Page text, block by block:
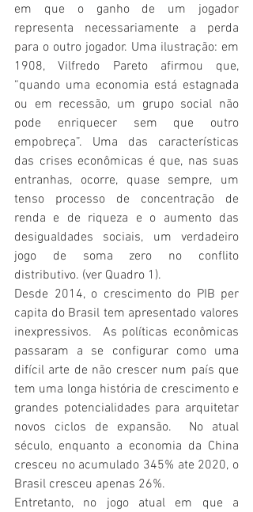
em que o ganho de um jogador
representa necessariamente a perda
para o outro jogador. Uma ilustração: em
1908, Vilfredo Pareto afirmou que,
“quando uma economia está estagnada
ou em recessão, um grupo social não
pode enriquecer sem que outro
empobreça”. Uma das características
das crises econômicas é que, nas suas
entranhas, ocorre, quase sempre, um
tenso processo de concentração de
renda e de riqueza e o aumento das
desigualdades sociais, um verdadeiro
jogo de soma zero no conflito
distributivo. (ver Quadro 1).
Desde 2014, o crescimento do PIB per
capita do Brasil tem apresentado valores
inexpressivos.  As políticas econômicas
passaram a se configurar como uma
difícil arte de não crescer num país que
tem uma longa história de crescimento e
grandes potencialidades para arquitetar
novos ciclos de expansão.  No atual
século, enquanto a economia da China
cresceu no acumulado 345% ate 2020, o
Brasil cresceu apenas 26%.
Entretanto, no jogo atual em que a